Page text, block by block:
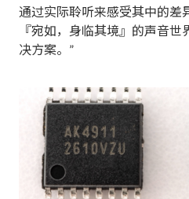
通过实际聆听来感受其中的差
『宛如，身临其境』的声音
决方案。”